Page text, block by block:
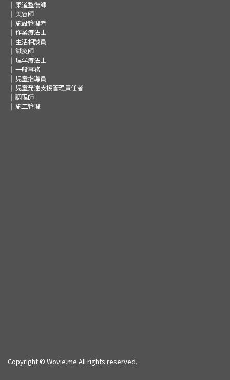
柔道整復師
美容師
施設管理者
作業療法士
生活相談員
鍼灸師
理学療法士
一般事務
児童指導員
児童発達支援管理責任者
調理師
施工管理
Copyright © Wovie.me All rights reserved.